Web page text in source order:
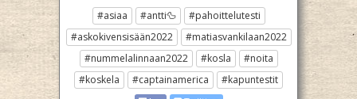
#asiaa #antti🦆
#pahoittelutesti
#askokivensisään2022
#matiasvankilaan2022
#nummelalinnaan2022
#kosla
#noita
#koskela
#captainamerica
#kapuntestit